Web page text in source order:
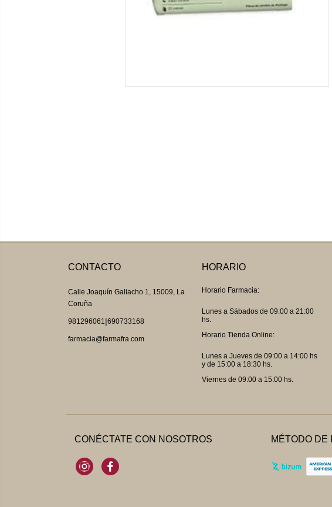
CONTACTO
Calle Joaquín Galiacho 1, 15009, La
Coruña
981296061|690733168
farmacia@farmafra.com
HORARIO
Horario Farmacia:
Lunes a Sábados de 09:00 a 21:00
hs.
Horario Tienda Online:
Lunes a Jueves de 09:00 a 14:00 hs
y de 15:00 a 18:30 hs.
Viernes de 09:00 a 15:00 hs.
CONÉCTATE CON NOSOTROS
InstagramFacebook
MÉTODO DE